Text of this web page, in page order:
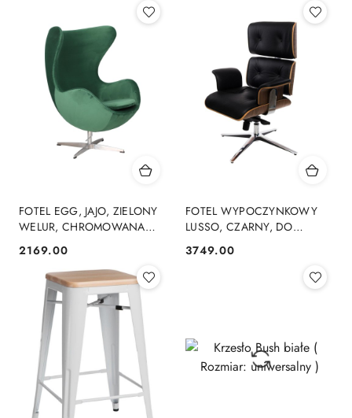
FOTEL EGG, JAJO, ZIELONY
WELUR, CHROMOWANA
PODSTAWA, DO SALONU,
NOWOCZESNY
Cena:
2169.00
FOTEL WYPOCZYNKOWY
LUSSO, CZARNY, DO
SALONU, WYGODNY,
ROZKŁADANY, STYL
Cena:
3749.00